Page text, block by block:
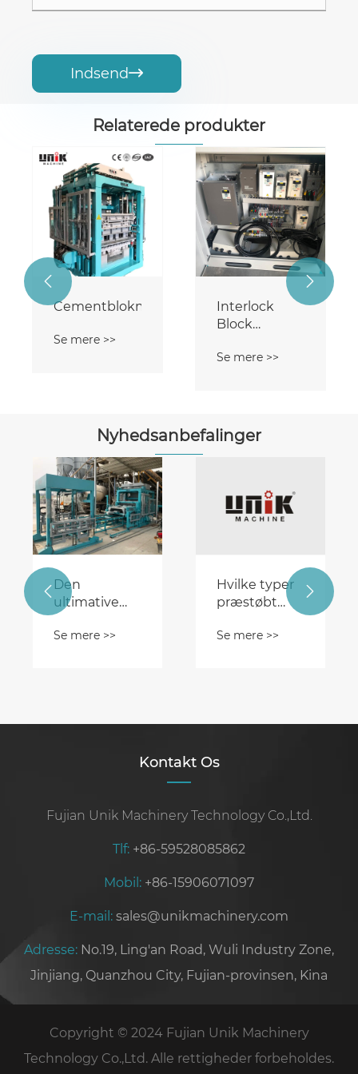
Indsend
Relaterede produkter
Cementblokmaskine
Se mere >>
Interlock
Block
Se mere >>
 
Nyhedsanbefalinger
Den
ultimative
guide til
cementblokmaskiner
Se mere >>
Hvilke typer
præstøbt
vægpanelmaskine
Se mere >>
 
Kontakt Os
Fujian Unik Machinery Technology Co.,Ltd.
Tlf: +86-59528085862
Mobil: +86-15906071097
E-mail: sales@unikmachinery.com
Adresse: No.19, Ling'an Road, Wuli Industry Zone,
Jinjiang, Quanzhou City, Fujian-provinsen, Kina
Copyright © 2024 Fujian Unik Machinery
Technology Co.,Ltd. Alle rettigheder forbeholdes.